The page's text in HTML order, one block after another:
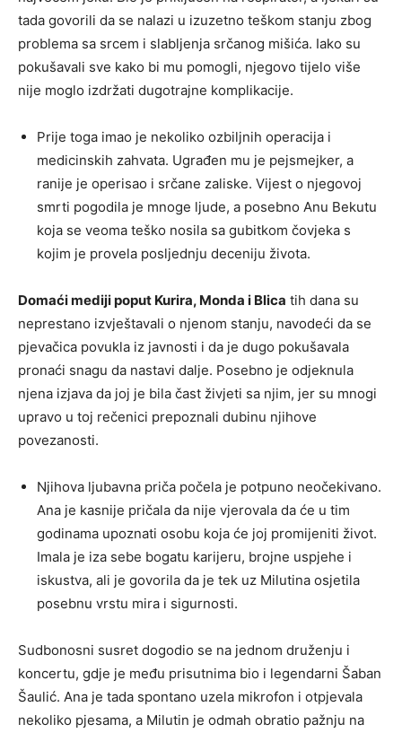
tada govorili da se nalazi u izuzetno teškom stanju zbog
problema sa srcem i slabljenja srčanog mišića. Iako su
pokušavali sve kako bi mu pomogli, njegovo tijelo više
nije moglo izdržati dugotrajne komplikacije.
Prije toga imao je nekoliko ozbiljnih operacija i
medicinskih zahvata. Ugrađen mu je pejsmejker, a
ranije je operisao i srčane zaliske. Vijest o njegovoj
smrti pogodila je mnoge ljude, a posebno Anu Bekutu
koja se veoma teško nosila sa gubitkom čovjeka s
kojim je provela posljednju deceniju života.
Domaći mediji poput Kurira, Monda i Blica tih dana su
neprestano izvještavali o njenom stanju, navodeći da se
pjevačica povukla iz javnosti i da je dugo pokušavala
pronaći snagu da nastavi dalje. Posebno je odjeknula
njena izjava da joj je bila čast živjeti sa njim, jer su mnogi
upravo u toj rečenici prepoznali dubinu njihove
povezanosti.
Njihova ljubavna priča počela je potpuno neočekivano.
Ana je kasnije pričala da nije vjerovala da će u tim
godinama upoznati osobu koja će joj promijeniti život.
Imala je iza sebe bogatu karijeru, brojne uspjehe i
iskustva, ali je govorila da je tek uz Milutina osjetila
posebnu vrstu mira i sigurnosti.
Sudbonosni susret dogodio se na jednom druženju i
koncertu, gdje je među prisutnima bio i legendarni Šaban
Šaulić. Ana je tada spontano uzela mikrofon i otpjevala
nekoliko pjesama, a Milutin je odmah obratio pažnju na